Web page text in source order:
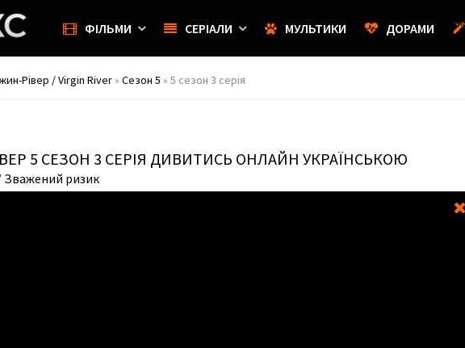
ФІЛЬМИ СЕРІАЛИ МУЛЬТИКИ ДОРАМИ
Рівер / Virgin River » Сезон 5 » 5 сезон 3 серія
5 СЕЗОН 3 СЕРІЯ ДИВИТИСЬ ОНЛАЙН УКРАЇНСЬКОЮ
Зважений ризик